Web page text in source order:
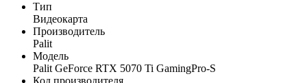
Тип
Видеокарта
Производитель
Palit
Модель
Palit GeForce RTX 5070 Ti GamingPro-S
Код производителя